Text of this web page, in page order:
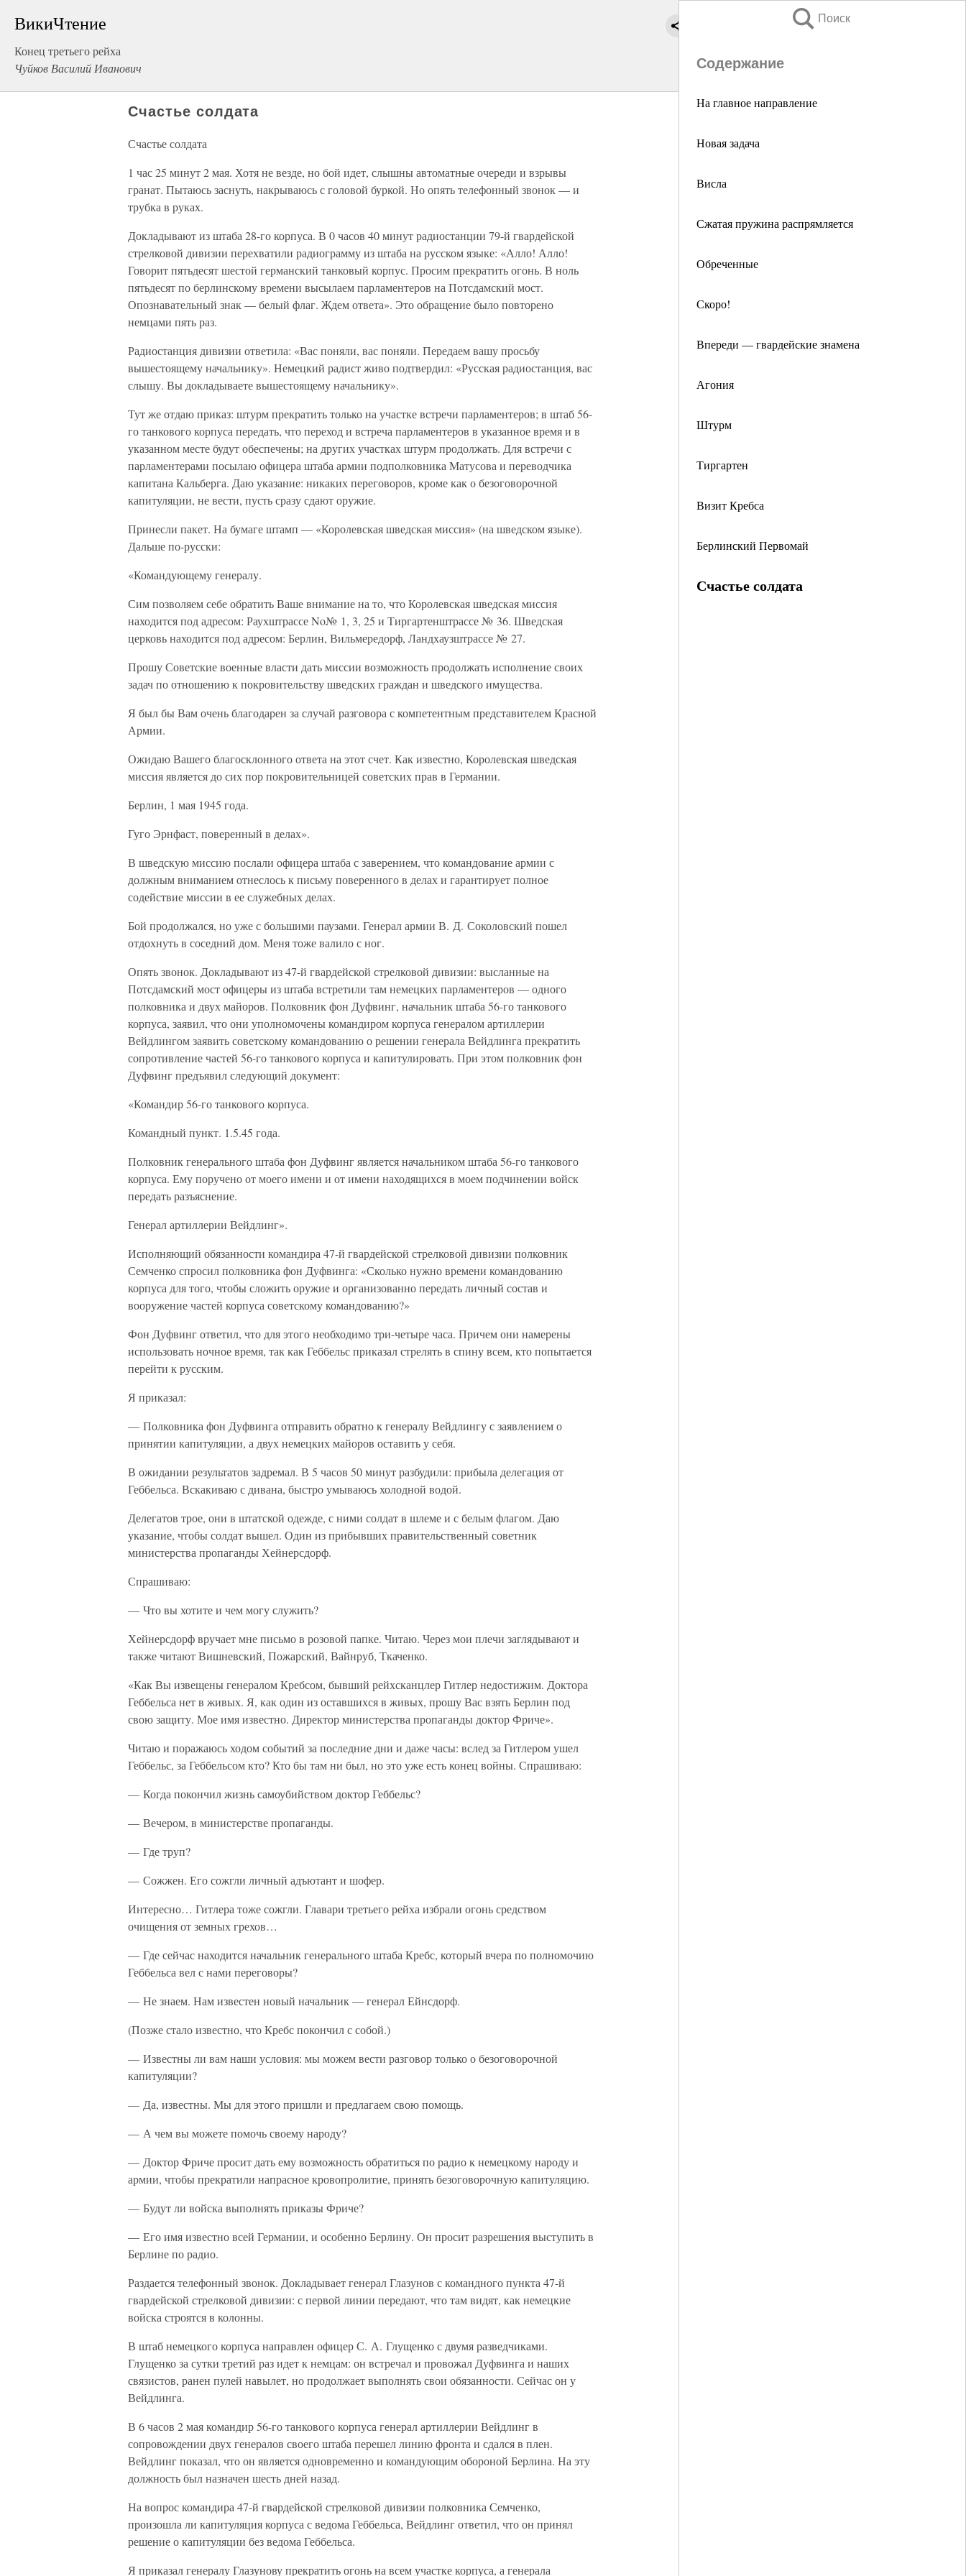
ВикиЧтение
Конец третьего рейха
Чуйков Василий Иванович
Поиск
Содержание
На главное направление
Новая задача
Висла
Сжатая пружина распрямляется
Обреченные
Скоро!
Впереди — гвардейские знамена
Агония
Штурм
Тиргартен
Визит Кребса
Берлинский Первомай
Счастье солдата
Счастье солдата
Счастье солдата
1 час 25 минут 2 мая. Хотя не везде, но бой идет, слышны автоматные очереди и взрывы
гранат. Пытаюсь заснуть, накрываюсь с головой буркой. Но опять телефонный звонок — и
трубка в руках.
Докладывают из штаба 28-го корпуса. В 0 часов 40 минут радиостанции 79-й гвардейской
стрелковой дивизии перехватили радиограмму из штаба на русском языке: «Алло! Алло!
Говорит пятьдесят шестой германский танковый корпус. Просим прекратить огонь. В ноль
пятьдесят по берлинскому времени высылаем парламентеров на Потсдамский мост.
Опознавательный знак — белый флаг. Ждем ответа». Это обращение было повторено
немцами пять раз.
Радиостанция дивизии ответила: «Вас поняли, вас поняли. Передаем вашу просьбу
вышестоящему начальнику». Немецкий радист живо подтвердил: «Русская радиостанция, вас
слышу. Вы докладываете вышестоящему начальнику».
Тут же отдаю приказ: штурм прекратить только на участке встречи парламентеров; в штаб 56-
го танкового корпуса передать, что переход и встреча парламентеров в указанное время и в
указанном месте будут обеспечены; на других участках штурм продолжать. Для встречи с
парламентерами посылаю офицера штаба армии подполковника Матусова и переводчика
капитана Кальберга. Даю указание: никаких переговоров, кроме как о безоговорочной
капитуляции, не вести, пусть сразу сдают оружие.
Принесли пакет. На бумаге штамп — «Королевская шведская миссия» (на шведском языке).
Дальше по-русски:
«Командующему генералу.
Сим позволяем себе обратить Ваше внимание на то, что Королевская шведская миссия
находится под адресом: Раухштрассе No№ 1, 3, 25 и Тиргартенштрассе № 36. Шведская
церковь находится под адресом: Берлин, Вильмередорф, Ландхаузштрассе № 27.
Прошу Советские военные власти дать миссии возможность продолжать исполнение своих
задач по отношению к покровительству шведских граждан и шведского имущества.
Я был бы Вам очень благодарен за случай разговора с компетентным представителем Красной
Армии.
Ожидаю Вашего благосклонного ответа на этот счет. Как известно, Королевская шведская
миссия является до сих пор покровительницей советских прав в Германии.
Берлин, 1 мая 1945 года.
Гуго Эрнфаст, поверенный в делах».
В шведскую миссию послали офицера штаба с заверением, что командование армии с
должным вниманием отнеслось к письму поверенного в делах и гарантирует полное
содействие миссии в ее служебных делах.
Бой продолжался, но уже с большими паузами. Генерал армии В. Д. Соколовский пошел
отдохнуть в соседний дом. Меня тоже валило с ног.
Опять звонок. Докладывают из 47-й гвардейской стрелковой дивизии: высланные на
Потсдамский мост офицеры из штаба встретили там немецких парламентеров — одного
полковника и двух майоров. Полковник фон Дуфвинг, начальник штаба 56-го танкового
корпуса, заявил, что они уполномочены командиром корпуса генералом артиллерии
Вейдлингом заявить советскому командованию о решении генерала Вейдлинга прекратить
сопротивление частей 56-го танкового корпуса и капитулировать. При этом полковник фон
Дуфвинг предъявил следующий документ:
«Командир 56-го танкового корпуса.
Командный пункт. 1.5.45 года.
Полковник генерального штаба фон Дуфвинг является начальником штаба 56-го танкового
корпуса. Ему поручено от моего имени и от имени находящихся в моем подчинении войск
передать разъяснение.
Генерал артиллерии Вейдлинг».
Исполняющий обязанности командира 47-й гвардейской стрелковой дивизии полковник
Семченко спросил полковника фон Дуфвинга: «Сколько нужно времени командованию
корпуса для того, чтобы сложить оружие и организованно передать личный состав и
вооружение частей корпуса советскому командованию?»
Фон Дуфвинг ответил, что для этого необходимо три-четыре часа. Причем они намерены
использовать ночное время, так как Геббельс приказал стрелять в спину всем, кто попытается
перейти к русским.
Я приказал:
— Полковника фон Дуфвинга отправить обратно к генералу Вейдлингу с заявлением о
принятии капитуляции, а двух немецких майоров оставить у себя.
В ожидании результатов задремал. В 5 часов 50 минут разбудили: прибыла делегация от
Геббельса. Вскакиваю с дивана, быстро умываюсь холодной водой.
Делегатов трое, они в штатской одежде, с ними солдат в шлеме и с белым флагом. Даю
указание, чтобы солдат вышел. Один из прибывших правительственный советник
министерства пропаганды Хейнерсдорф.
Спрашиваю:
— Что вы хотите и чем могу служить?
Хейнерсдорф вручает мне письмо в розовой папке. Читаю. Через мои плечи заглядывают и
также читают Вишневский, Пожарский, Вайнруб, Ткаченко.
«Как Вы извещены генералом Кребсом, бывший рейхсканцлер Гитлер недостижим. Доктора
Геббельса нет в живых. Я, как один из оставшихся в живых, прошу Вас взять Берлин под
свою защиту. Мое имя известно. Директор министерства пропаганды доктор Фриче».
Читаю и поражаюсь ходом событий за последние дни и даже часы: вслед за Гитлером ушел
Геббельс, за Геббельсом кто? Кто бы там ни был, но это уже есть конец войны. Спрашиваю:
— Когда покончил жизнь самоубийством доктор Геббельс?
— Вечером, в министерстве пропаганды.
— Где труп?
— Сожжен. Его сожгли личный адъютант и шофер.
Интересно… Гитлера тоже сожгли. Главари третьего рейха избрали огонь средством
очищения от земных грехов…
— Где сейчас находится начальник генерального штаба Кребс, который вчера по полномочию
Геббельса вел с нами переговоры?
— Не знаем. Нам известен новый начальник — генерал Ейнсдорф.
(Позже стало известно, что Кребс покончил с собой.)
— Известны ли вам наши условия: мы можем вести разговор только о безоговорочной
капитуляции?
— Да, известны. Мы для этого пришли и предлагаем свою помощь.
— А чем вы можете помочь своему народу?
— Доктор Фриче просит дать ему возможность обратиться по радио к немецкому народу и
армии, чтобы прекратили напрасное кровопролитие, принять безоговорочную капитуляцию.
— Будут ли войска выполнять приказы Фриче?
— Его имя известно всей Германии, и особенно Берлину. Он просит разрешения выступить в
Берлине по радио.
Раздается телефонный звонок. Докладывает генерал Глазунов с командного пункта 47-й
гвардейской стрелковой дивизии: с первой линии передают, что там видят, как немецкие
войска строятся в колонны.
В штаб немецкого корпуса направлен офицер С. А. Глущенко с двумя разведчиками.
Глущенко за сутки третий раз идет к немцам: он встречал и провожал Дуфвинга и наших
связистов, ранен пулей навылет, но продолжает выполнять свои обязанности. Сейчас он у
Вейдлинга.
В 6 часов 2 мая командир 56-го танкового корпуса генерал артиллерии Вейдлинг в
сопровождении двух генералов своего штаба перешел линию фронта и сдался в плен.
Вейдлинг показал, что он является одновременно и командующим обороной Берлина. На эту
должность был назначен шесть дней назад.
На вопрос командира 47-й гвардейской стрелковой дивизии полковника Семченко,
произошла ли капитуляция корпуса с ведома Геббельса, Вейдлинг ответил, что он принял
решение о капитуляции без ведома Геббельса.
Я приказал генералу Глазунову прекратить огонь на всем участке корпуса, а генерала